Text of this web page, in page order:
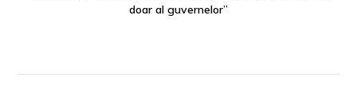
doar al guvernelor”